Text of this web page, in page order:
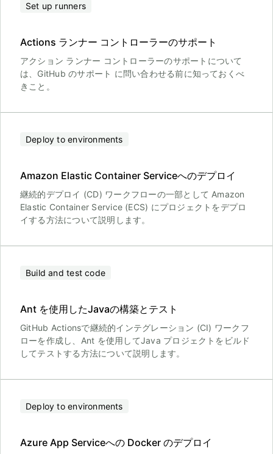
Set up runners
Actions ランナー コントローラーのサポート
アクション ランナー コントローラーのサポートについて
は、GitHub のサポート に問い合わせる前に知っておくべ
きこと。
Deploy to environments
Amazon Elastic Container Serviceへのデプロイ
継続的デプロイ (CD) ワークフローの一部として Amazon
Elastic Container Service (ECS) にプロジェクトをデプロ
イする方法について説明します。
Build and test code
Ant を使用したJavaの構築とテスト
GitHub Actionsで継続的インテグレーション (CI) ワークフ
ローを作成し、Ant を使用してJava プロジェクトをビルド
してテストする方法について説明します。
Deploy to environments
Azure App Serviceへの Docker のデプロイ